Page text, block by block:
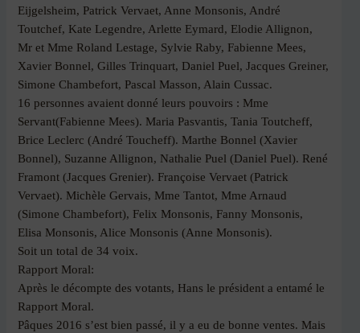
Eijgelsheim, Patrick Vervaet, Anne Monsonis, André
Toutchef, Kate Legendre, Arlette Eymard, Elodie Allignon,
Mr et Mme Roland Lestage, Sylvie Raby, Fabienne Mees,
Xavier Bonnel, Gilles Trinquart, Daniel Puel, Jacques Greiner,
Simone Chambefort, Pascal Masson, Alain Cussac.
16 personnes avaient donné leurs pouvoirs : Mme
Servant(Fabienne Mees). Maria Pasvantis, Tania Toutcheff,
Brice Leclerc (André Toucheff). Marthe Bonnel (Xavier
Bonnel), Suzanne Allignon, Nathalie Puel (Daniel Puel). René
Framont (Jacques Grenier). Françoise Vervaet (Patrick
Vervaet). Michèle Gervais, Mme Tantot, Mme Arnaud
(Simone Chambefort), Felix Monsonis, Fanny Monsonis,
Elisa Monsonis, Alice Monsonis (Anne Monsonis).
Soit un total de 34 voix.
Rapport Moral:
Après le décompte des votants, Hans le président a entamé le
Rapport Moral.
Pâques 2016 s’est bien passé, il y a eu de bonne ventes. Mais